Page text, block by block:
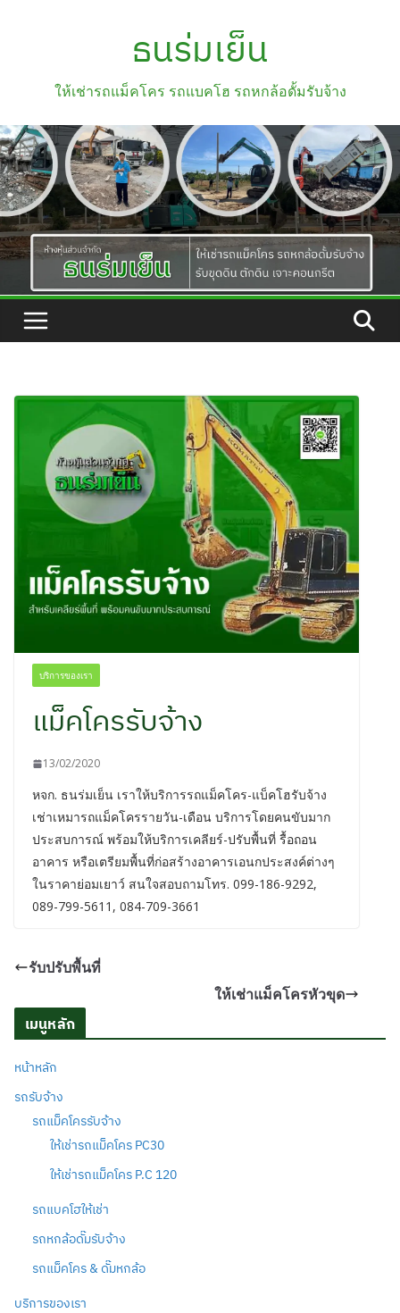
ธนร่มเย็น
ให้เช่ารถแม็คโคร รถแบคโฮ รถหกล้อดั้มรับจ้าง
บริการของเรา
แม็คโครรับจ้าง
13/02/2020
หจก. ธนร่มเย็น เราให้บริการรถแม็คโคร-แบ็คโฮรับจ้าง
เช่าเหมารถแม็คโครรายวัน-เดือน บริการโดยคนขับมาก
ประสบการณ์ พร้อมให้บริการเคลียร์-ปรับพื้นที่ รื้อถอน
อาคาร หรือเตรียมพื้นที่ก่อสร้างอาคารเอนกประสงค์ต่างๆ
ในราคาย่อมเยาว์ สนใจสอบถามโทร. 099-186-9292,
089-799-5611, 084-709-3661
รับปรับพื้นที่
ให้เช่าแม็คโครหัวขุด
เมนูหลัก
หน้าหลัก
รถรับจ้าง
รถแม็คโครรับจ้าง
ให้เช่ารถแม็คโคร PC30
ให้เช่ารถแม็คโคร P.C 120
รถแบคโฮให้เช่า
รถหกล้อดั๊มรับจ้าง
รถแม็คโคร & ดั๊มหกล้อ
บริการของเรา